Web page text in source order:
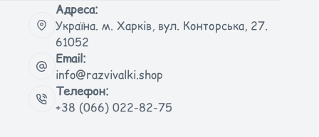
Адреса:
Україна. м. Харків, вул. Конторська, 27.
61052
Email:
info@razvivalki.shop
Телефон:
+38 (066) 022-82-75